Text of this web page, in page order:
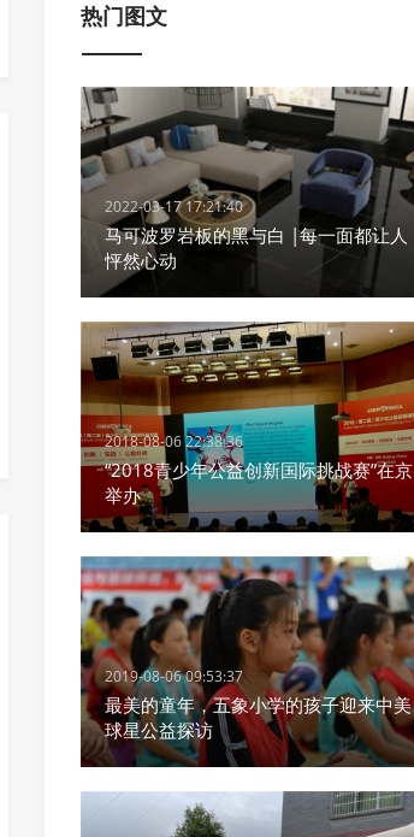
热门图文
2022-03-17 17:21:40
马可波罗岩板的黑与白 |每一面都让人
怦然心动
2018-08-06 22:38:36
“2018青少年公益创新国际挑战赛”在京
举办
2019-08-06 09:53:37
最美的童年，五象小学的孩子迎来中美
球星公益探访